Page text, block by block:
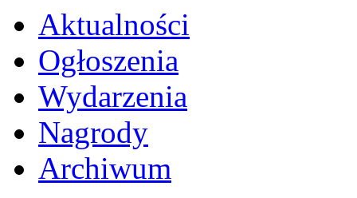
Aktualności
Ogłoszenia
Wydarzenia
Nagrody
Archiwum